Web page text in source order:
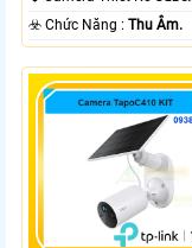
️☣️ Chức Năng :Thu Âm.